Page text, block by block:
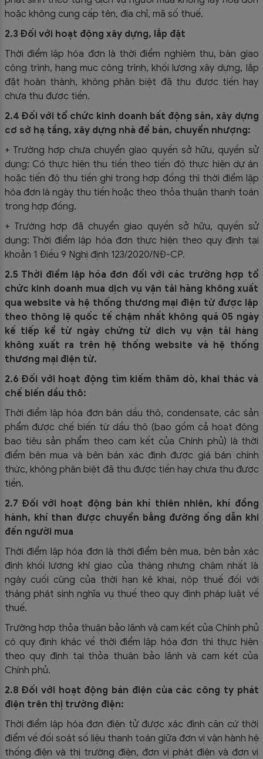
hoặc không cung cấp tên, địa chỉ, mã số thuế.
2.3 Đối với hoạt động xây dựng, lắp đặt
Thời điểm lập hóa đơn là thời điểm nghiệm thu, bàn giao
công trình, hạng mục công trình, khối lượng xây dựng, lắp
đặt hoàn thành, không phân biệt đã thu được tiền hay
chưa thu được tiền.
2.4 Đối với tổ chức kinh doanh bất động sản, xây dựng
cơ sở hạ tầng, xây dựng nhà để bán, chuyển nhượng:
+ Trường hợp chưa chuyển giao quyền sở hữu, quyền sử
dụng: Có thực hiện thu tiền theo tiến độ thực hiện dự án
hoặc tiến độ thu tiền ghi trong hợp đồng thì thời điểm lập
hóa đơn là ngày thu tiền hoặc theo thỏa thuận thanh toán
trong hợp đồng.
+ Trường hợp đã chuyển giao quyền sở hữu, quyền sử
dụng: Thời điểm lập hóa đơn thực hiện theo quy định tại
khoản 1 Điều 9 Nghị định 123/2020/NĐ-CP.
2.5 Thời điểm lập hóa đơn đối với các trường hợp tổ
chức kinh doanh mua dịch vụ vận tải hàng không xuất
qua website và hệ thống thương mại điện tử được lập
theo thông lệ quốc tế chậm nhất không quá 05 ngày
kế tiếp kể từ ngày chứng từ dich vụ vận tải hàng
không xuất ra trên hệ thống website và hệ thống
thương mại điện tử.
2.6 Đối với hoạt động tìm kiếm thăm dò, khai thác và
chế biến dầu thô:
Thời điểm lập hóa đơn bán dầu thô, condensate, các sản
phẩm được chế biến từ dầu thô (bao gồm cả hoạt động
bao tiêu sản phẩm theo cam kết của Chính phủ) là thời
điểm bên mua và bên bán xác định được giá bán chính
thức, không phân biệt đã thu được tiền hay chưa thu được
tiền.
2.7 Đối với hoạt động bán khí thiên nhiên, khí đồng
hành, khí than được chuyển bằng đường ống dẫn khi
đến người mua
Thời điểm lập hóa đơn là thời điểm bên mua, bên bản xác
định khối lượng khí giao của tháng nhưng chậm nhất là
ngày cuối cùng của thời hạn kê khai, nộp thuế đối với
tháng phát sinh nghĩa vụ thuế theo quy định pháp luật về
thuế.
Trường hợp thỏa thuận bảo lãnh và cam kết của Chính phủ
có quy định khác về thời điểm lập hóa đơn thì thực hiện
theo quy định tại thỏa thuận bảo lãnh và cam kết của
Chính phủ.
2.8 Đối với hoạt động bán điện của các công ty phát
điện trên thị trường điện:
Thời điểm lập hóa đơn điện tử được xác định căn cứ thời
điểm về đối soát số liệu thanh toán giữa đơn vị vận hành hệ
thống điện và thị trường điện, đơn vị phát điện và đơn vị